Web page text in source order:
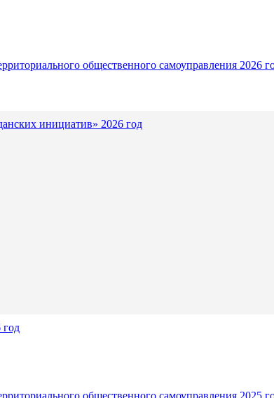
общественного самоуправления 2026
инициатив» 2026 год